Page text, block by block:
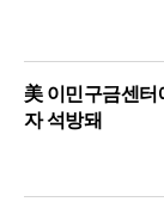
美 이민구금센
자 석방돼